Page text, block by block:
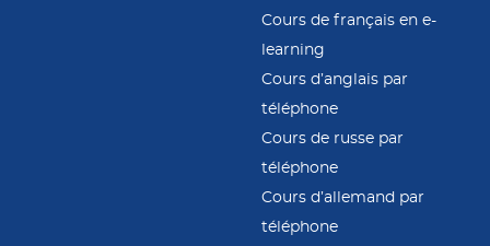
Cours de français en e-
learning
Cours d’anglais par
téléphone
Cours de russe par
téléphone
Cours d’allemand par
téléphone